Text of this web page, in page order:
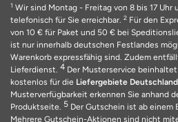
1 Wir sind Montag - Freitag von 8 bis 17 Uhr
telefonisch für Sie erreichbar. 2 Für den
von 10 € für Paket und 50 € bei
ist nur innerhalb deutschen Festlandes
Warenkorb expressfähig sind. Zudem
Lieferdienst. 4 Der Musterservice
kostenlos für die Liefergebiete
Musterverfügbarkeit erkennen Sie anhand
Produktseite. 5 Der Gutschein ist ab einem
Mehrere Gutschein-Aktionen sind nicht